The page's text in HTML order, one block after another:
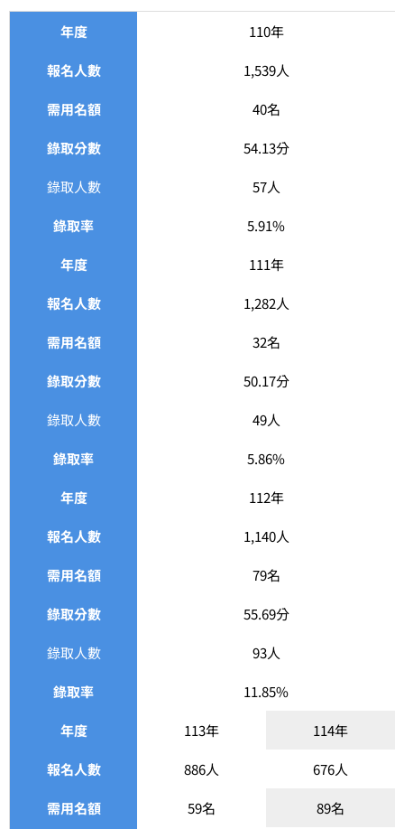
年度 110年
報名人數 1,539人
需用名額 40名
錄取分數 54.13分
錄取人數 57人
錄取率 5.91%
年度 111年
報名人數 1,282人
需用名額 32名
錄取分數 50.17分
錄取人數 49人
錄取率 5.86%
年度 112年
報名人數 1,140人
需用名額 79名
錄取分數 55.69分
錄取人數 93人
錄取率 11.85%
年度 113年 114年
報名人數 886人 676人
需用名額 59名 89名